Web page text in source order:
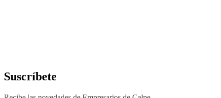
Suscríbete